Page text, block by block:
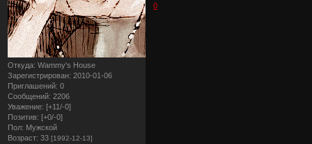
Откуда: Wammy's House
Зарегистрирован: 2010-01-06
Приглашений: 0
Сообщений: 2206
Уважение: [+11/-0]
Позитив: [+0/-0]
Пол: Мужской
Возраст: 33 [1992-12-13]
0